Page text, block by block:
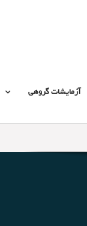
آزمایشات گروهی